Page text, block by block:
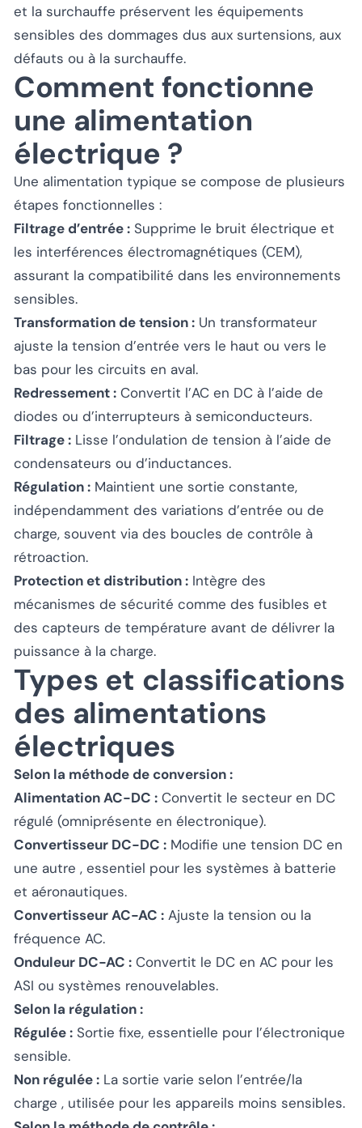
et la surchauffe préservent les équipements
sensibles des dommages dus aux surtensions, aux
défauts ou à la surchauffe.
Comment fonctionne
une alimentation
électrique ?
Une alimentation typique se compose de plusieurs
étapes fonctionnelles :
Filtrage d’entrée : Supprime le bruit électrique et
les interférences électromagnétiques (CEM),
assurant la compatibilité dans les environnements
sensibles.
Transformation de tension : Un transformateur
ajuste la tension d’entrée vers le haut ou vers le
bas pour les circuits en aval.
Redressement : Convertit l’AC en DC à l’aide de
diodes ou d’interrupteurs à semiconducteurs.
Filtrage : Lisse l’ondulation de tension à l’aide de
condensateurs ou d’inductances.
Régulation : Maintient une sortie constante,
indépendamment des variations d’entrée ou de
charge, souvent via des boucles de contrôle à
rétroaction.
Protection et distribution : Intègre des
mécanismes de sécurité comme des fusibles et
des capteurs de température avant de délivrer la
puissance à la charge.
Types et classifications
des alimentations
électriques
Selon la méthode de conversion :
Alimentation AC-DC : Convertit le secteur en DC
régulé (omniprésente en électronique).
Convertisseur DC-DC : Modifie une tension DC en
une autre , essentiel pour les systèmes à batterie
et aéronautiques.
Convertisseur AC-AC : Ajuste la tension ou la
fréquence AC.
Onduleur DC-AC : Convertit le DC en AC pour les
ASI ou systèmes renouvelables.
Selon la régulation :
Régulée : Sortie fixe, essentielle pour l’électronique
sensible.
Non régulée : La sortie varie selon l’entrée/la
charge , utilisée pour les appareils moins sensibles.